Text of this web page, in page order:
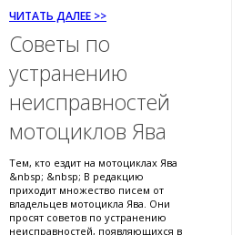
ЧИТАТЬ ДАЛЕЕ >>
Советы по
устранению
неисправностей
мотоциклов Ява
Тем, кто ездит на мотоциклах Ява
&nbsp; &nbsp; В редакцию
приходит множество писем от
владельцев мотоцикла Ява. Они
просят советов по устранению
неисправностей, появляющихся в